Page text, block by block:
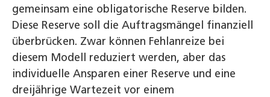
gemeinsam eine obligatorische Reserve bilden.
Diese Reserve soll die Auftragsmängel finanziell
überbrücken. Zwar können Fehlanreize bei
diesem Modell reduziert werden, aber das
individuelle Ansparen einer Reserve und eine
dreijährige Wartezeit vor einem